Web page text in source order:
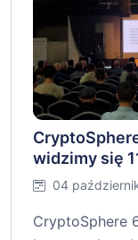
widzimy się
04
CryptoSphere